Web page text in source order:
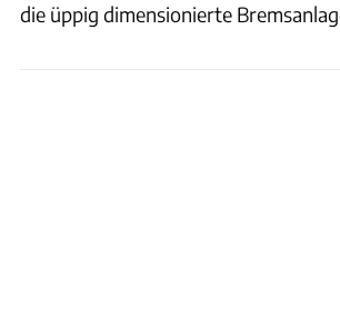
die üppig dimensionierte